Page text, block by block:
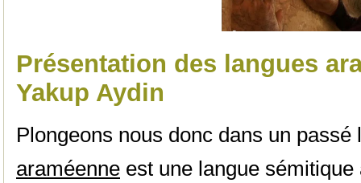
Présentation des langues
Yakup Aydin
Plongeons nous donc dans un
araméenne est une langue